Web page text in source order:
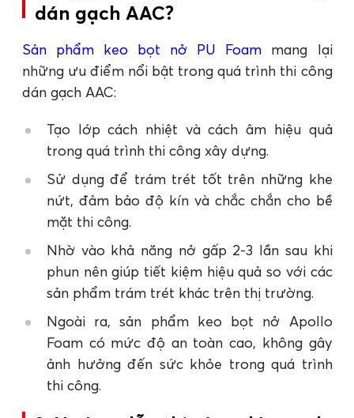
dán gạch AAC?
Sản phẩm keo bọt nở PU Foam mang lại
những ưu điểm nổi bật trong quá trình thi công
dán gạch AAC:
Tạo lớp cách nhiệt và cách âm hiệu quả
trong quá trình thi công xây dựng.
Sử dụng để trám trét tốt trên những khe
nứt, đảm bảo độ kín và chắc chắn cho bề
mặt thi công.
Nhờ vào khả năng nở gấp 2-3 lần sau khi
phun nên giúp tiết kiệm hiệu quả so với các
sản phẩm trám trét khác trên thị trường.
Ngoài ra, sản phẩm keo bọt nở Apollo
Foam có mức độ an toàn cao, không gây
ảnh hưởng đến sức khỏe trong quá trình
thi công.